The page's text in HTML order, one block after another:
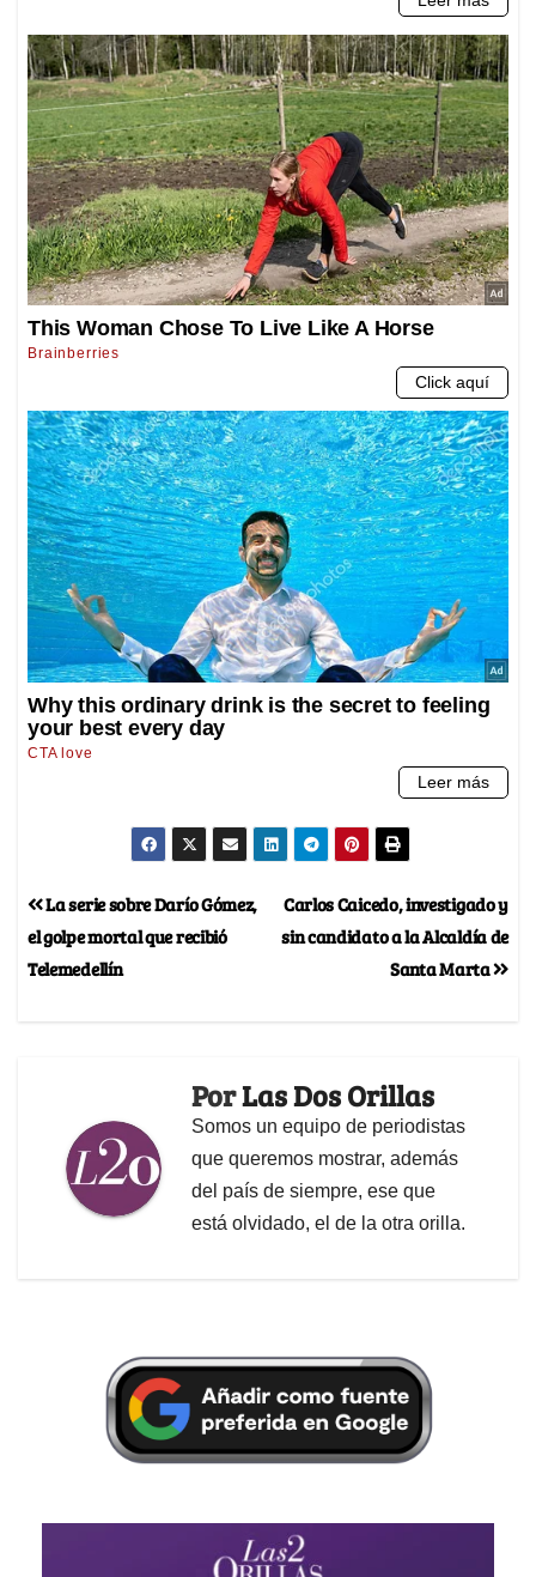
Carlos Caicedo, investigado y
sin candidato a la Alcaldía de
Santa Marta
La serie sobre Darío Gómez,
el golpe mortal que recibió
Telemedellín
PorLas Dos Orillas
Somos un equipo de periodistas
que queremos mostrar, además
del país de siempre, ese que
está olvidado, el de la otra orilla.